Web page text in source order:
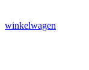
winkelwagen